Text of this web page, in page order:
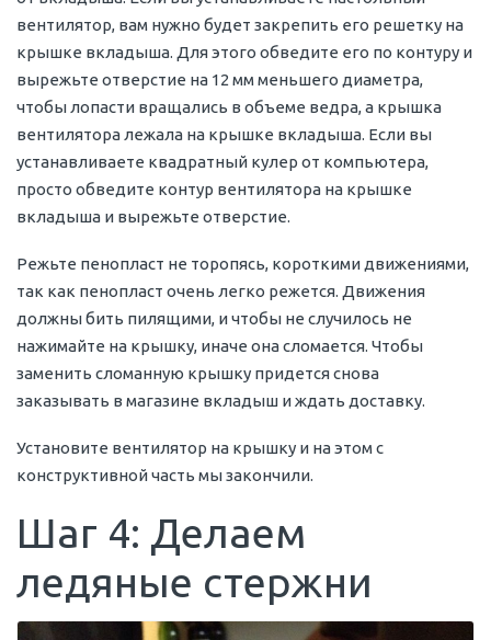
вентилятор, вам нужно будет закрепить его решетку на
крышке вкладыша. Для этого обведите его по контуру и
вырежьте отверстие на 12 мм меньшего диаметра,
чтобы лопасти вращались в объеме ведра, а крышка
вентилятора лежала на крышке вкладыша. Если вы
устанавливаете квадратный кулер от компьютера,
просто обведите контур вентилятора на крышке
вкладыша и вырежьте отверстие.
Режьте пенопласт не торопясь, короткими движениями,
так как пенопласт очень легко режется. Движения
должны бить пилящими, и чтобы не случилось не
нажимайте на крышку, иначе она сломается. Чтобы
заменить сломанную крышку придется снова
заказывать в магазине вкладыш и ждать доставку.
Установите вентилятор на крышку и на этом с
конструктивной часть мы закончили.
Шаг 4: Делаем
ледяные стержни